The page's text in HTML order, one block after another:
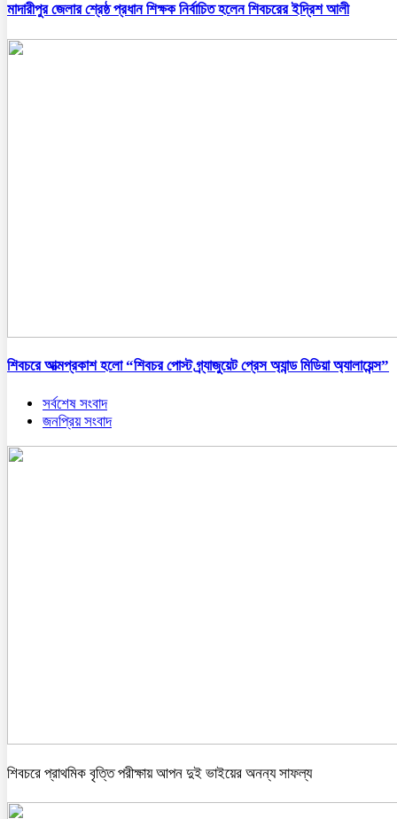
মাদারীপুর জেলার শ্রেষ্ঠ প্রধান শিক্ষক নির্বাচিত হলেন শিবচরের ইদ্রিশ আলী
শিবচরে আত্মপ্রকাশ হলো “শিবচর পোস্ট গ্র্যাজুয়েট প্রেস অ্যান্ড মিডিয়া অ্যালায়েন্স”
সর্বশেষ সংবাদ
জনপ্রিয় সংবাদ
শিবচরে প্রাথমিক বৃত্তি পরীক্ষায় আপন দুই ভাইয়ের অনন্য সাফল্য